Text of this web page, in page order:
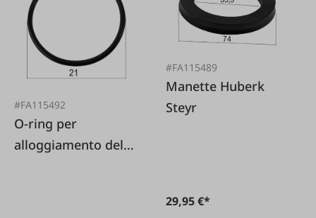
#FA115492
O-ring per
alloggiamento del
#FA115489
Manette Huberk
Steyr
29,95 €*